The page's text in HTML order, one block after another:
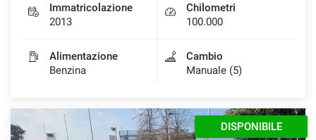
Immatricolazione
2013
Chilometri
100.000
Alimentazione
Benzina
Cambio
Manuale (5)
DISPONIBILE